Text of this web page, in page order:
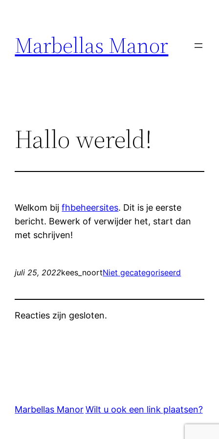
inhoud
Marbellas Manor
Hallo wereld!
Welkom bijfhbeheersites. Dit is je eerste
bericht. Bewerk of verwijder het, start dan
met schrijven!
juli 25, 2022kees_noortNiet gecategoriseerd
Reacties zijn gesloten.
Marbellas ManorWilt u ook een link plaatsen?